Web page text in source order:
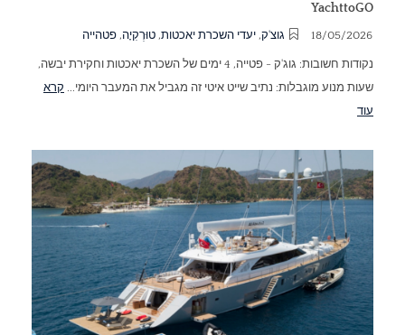
YachttoGO
18/05/2026 גוצ'ק, יעדי השכרת יאכטות, טוּרְקִיָה, פטהייה
נקודות חשובות: גוג'ק - פטייה, 4 ימים של השכרת יאכטות וחקירת יבשה,
שעות מנוע מוגבלות: נתיב שייט איטי זה מגביל את המעבר היומי... קרא
עוד